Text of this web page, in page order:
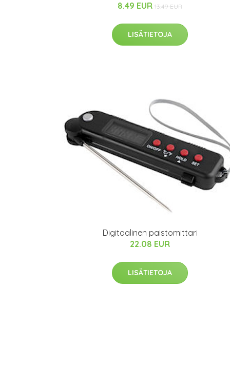
8.49 EUR 13.49 EUR
LISÄTIETOJA
Digitaalinen paistomittari
22.08 EUR
LISÄTIETOJA